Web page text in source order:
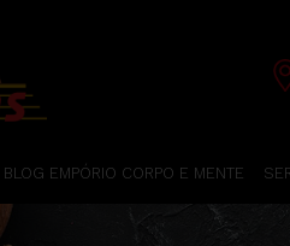
BLOG EMPÓRIO CORPO E MENTE